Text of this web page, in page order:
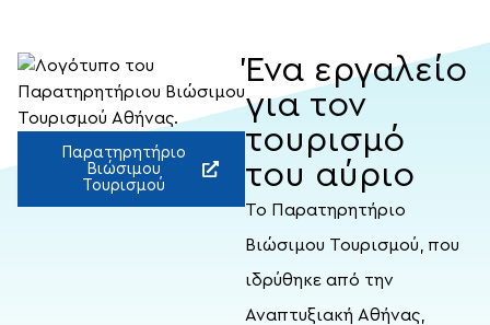
Παρατηρητήριο
Βιώσιμου
Τουρισμού
Ένα εργαλείο
για τον
τουρισμό
του αύριο
Το Παρατηρητήριο
Βιώσιμου Τουρισμού, που
ιδρύθηκε από την
Αναπτυξιακή Αθήνας,